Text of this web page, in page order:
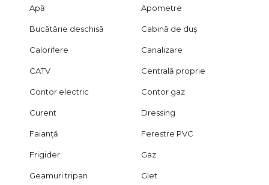
Apă Apometre
Bucătărie deschisă Cabină de duș
Calorifere Canalizare
CATV Centrală proprie
Contor electric Contor gaz
Curent Dressing
Faianță Ferestre PVC
Frigider Gaz
Geamuri tripan Glet